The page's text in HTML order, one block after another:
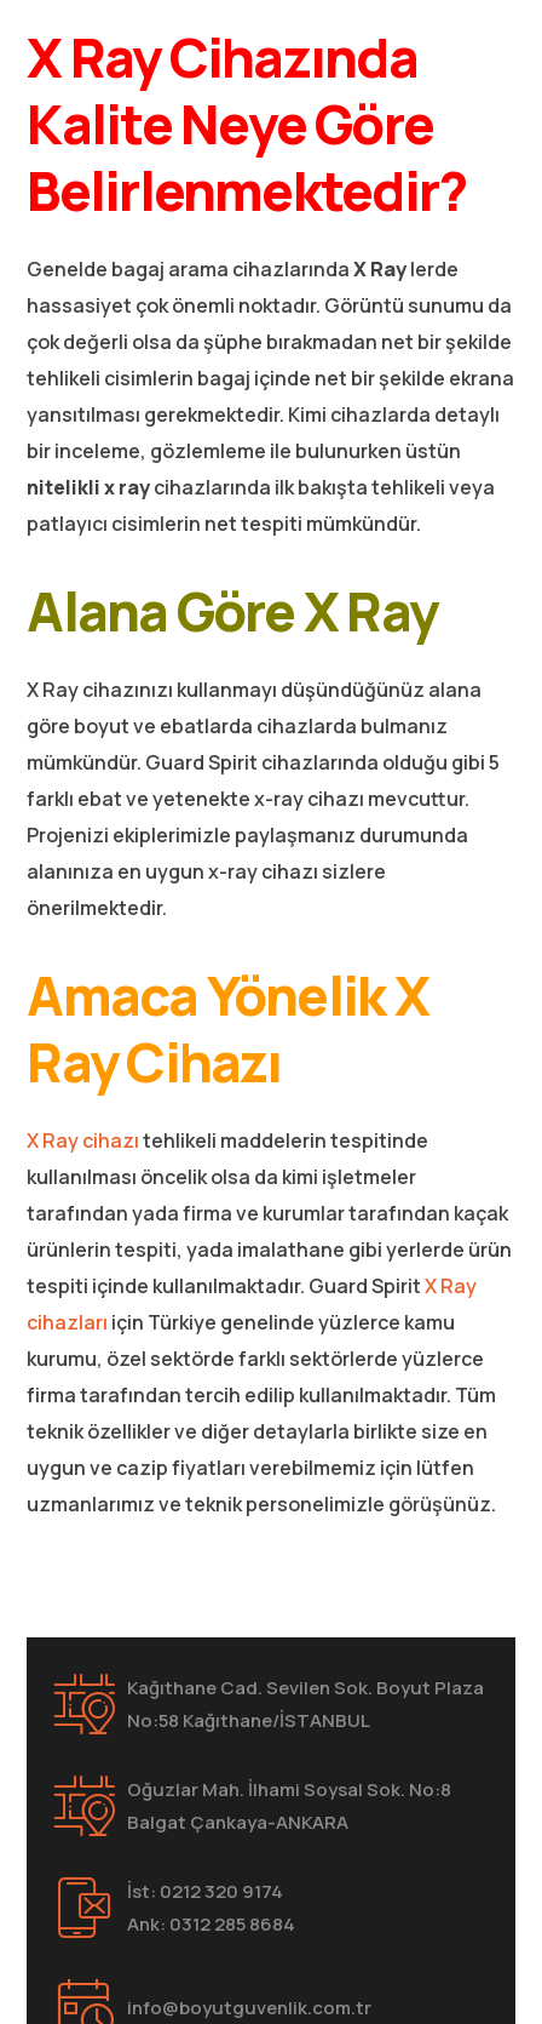
X Ray Cihazında
Kalite Neye Göre
Belirlenmektedir?
Genelde bagaj arama cihazlarındaX Raylerde
hassasiyet çok önemli noktadır. Görüntü sunumu da
çok değerli olsa da şüphe bırakmadan net bir şekilde
tehlikeli cisimlerin bagaj içinde net bir şekilde ekrana
yansıtılması gerekmektedir. Kimi cihazlarda detaylı
bir inceleme, gözlemleme ile bulunurken üstün
nitelikli x raycihazlarında ilk bakışta tehlikeli veya
patlayıcı cisimlerin net tespiti mümkündür.
Alana Göre X Ray
X Ray cihazınızı kullanmayı düşündüğünüz alana
göre boyut ve ebatlarda cihazlarda bulmanız
mümkündür. Guard Spirit cihazlarında olduğu gibi 5
farklı ebat ve yetenekte x-ray cihazı mevcuttur.
Projenizi ekiplerimizle paylaşmanız durumunda
alanınıza en uygun x-ray cihazı sizlere
önerilmektedir.
Amaca Yönelik X
Ray Cihazı
X Ray cihazıtehlikeli maddelerin tespitinde
kullanılması öncelik olsa da kimi işletmeler
tarafından yada firma ve kurumlar tarafından kaçak
ürünlerin tespiti, yada imalathane gibi yerlerde ürün
tespiti içinde kullanılmaktadır. Guard SpiritX Ray
cihazları için Türkiye genelinde yüzlerce kamu
kurumu, özel sektörde farklı sektörlerde yüzlerce
firma tarafından tercih edilip kullanılmaktadır. Tüm
teknik özellikler ve diğer detaylarla birlikte size en
uygun ve cazip fiyatları verebilmemiz için lütfen
uzmanlarımız ve teknik personelimizle görüşünüz.
Kağıthane Cad. Sevilen Sok. Boyut Plaza
No:58 Kağıthane/İSTANBUL
Oğuzlar Mah. İlhami Soysal Sok. No:8
Balgat Çankaya-ANKARA
İst: 0212 320 9174
Ank: 0312 285 8684
info@boyutguvenlik.com.tr